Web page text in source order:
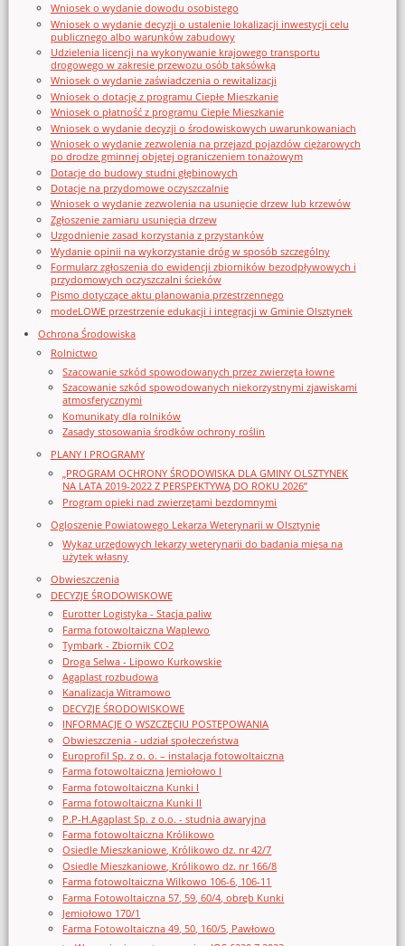
Wniosek o wydanie dowodu osobistego
Wniosek o wydanie decyzji o ustalenie lokalizacji inwestycji celu
publicznego albo warunków zabudowy
Udzielenia licencji na wykonywanie krajowego transportu
drogowego w zakresie przewozu osób taksówką
Wniosek o wydanie zaświadczenia o rewitalizacji
Wniosek o dotację z programu Ciepłe Mieszkanie
Wniosek o płatność z programu Ciepłe Mieszkanie
Wniosek o wydanie decyzji o środowiskowych uwarunkowaniach
Wniosek o wydanie zezwolenia na przejazd pojazdów ciężarowych
po drodze gminnej objętej ograniczeniem tonażowym
Dotacje do budowy studni głębinowych
Dotacje na przydomowe oczyszczalnie
Wniosek o wydanie zezwolenia na usunięcie drzew lub krzewów
Zgłoszenie zamiaru usunięcia drzew
Uzgodnienie zasad korzystania z przystanków
Wydanie opinii na wykorzystanie dróg w sposób szczególny
Formularz zgłoszenia do ewidencji zbiorników bezodpływowych i
przydomowych oczyszczalni ścieków
Pismo dotyczące aktu planowania przestrzennego
modeLOWE przestrzenie edukacji i integracji w Gminie Olsztynek
Ochrona Środowiska
Rolnictwo
Szacowanie szkód spowodowanych przez zwierzęta łowne
Szacowanie szkód spowodowanych niekorzystnymi zjawiskami
atmosferycznymi
Komunikaty dla rolników
Zasady stosowania środków ochrony roślin
PLANY I PROGRAMY
„PROGRAM OCHRONY ŚRODOWISKA DLA GMINY OLSZTYNEK
NA LATA 2019-2022 Z PERSPEKTYWĄ DO ROKU 2026”
Program opieki nad zwierzętami bezdomnymi
Ogloszenie Powiatowego Lekarza Weterynarii w Olsztynie
Wykaz urzędowych lekarzy weterynarii do badania mięsa na
użytek własny
Obwieszczenia
DECYZJE ŚRODOWISKOWE
Eurotter Logistyka - Stacja paliw
Farma fotowoltaiczna Waplewo
Tymbark - Zbiornik CO2
Droga Selwa - Lipowo Kurkowskie
Agaplast rozbudowa
Kanalizacja Witramowo
DECYZJE ŚRODOWISKOWE
INFORMACJE O WSZCZĘCIU POSTĘPOWANIA
Obwieszczenia - udział społeczeństwa
Europrofil Sp. z o. o. – instalacja fotowoltaiczna
Farma fotowoltaiczna Jemiołowo I
Farma fotowoltaiczna Kunki I
Farma fotowoltaiczna Kunki II
P.P-H.Agaplast Sp. z o.o. - studnia awaryjna
Farma fotowoltaiczna Królikowo
Osiedle Mieszkaniowe, Królikowo dz. nr 42/7
Osiedle Mieszkaniowe, Królikowo dz. nr 166/8
Farma fotowoltaiczna Wilkowo 106-6, 106-11
Farma Fotowoltaiczna 57, 59, 60/4, obręb Kunki
Jemiołowo 170/1
Farma Fotowoltaiczna 49, 50, 160/5, Pawłowo